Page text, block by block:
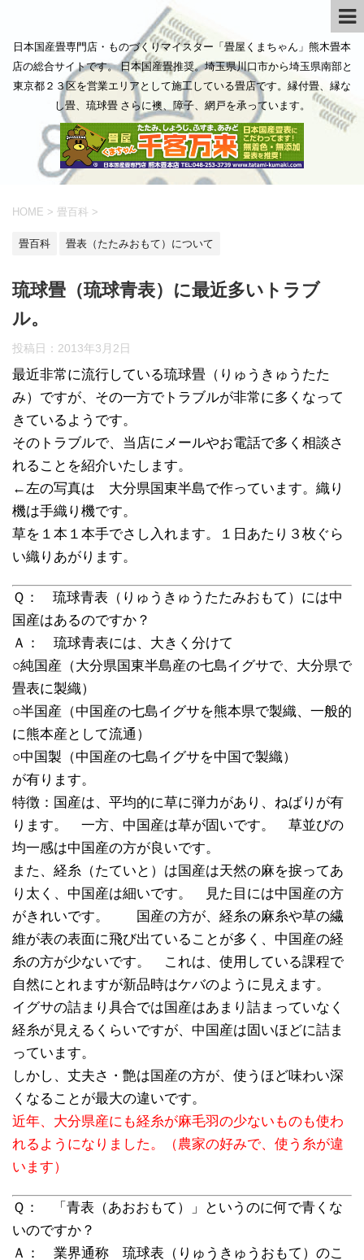
日本国産畳専門店・ものづくりマイスター「畳屋くまちゃん」熊木畳本
店の総合サイトです。 日本国産畳推奨。埼玉県川口市から埼玉県南部と
東京都２３区を営業エリアとして施工している畳店です。縁付畳、縁な
し畳、琉球畳 さらに襖、障子、網戸を承っています。
HOME > 畳百科 >
畳百科 畳表（たたみおもて）について
琉球畳（琉球青表）に最近多いトラブ
ル。
投稿日： 2013年3月2日
最近非常に流行している琉球畳（りゅうきゅうたた
み）ですが、その一方でトラブルが非常に多くなって
きているようです。
そのトラブルで、当店にメールやお電話で多く相談さ
れることを紹介いたします。
←左の写真は 大分県国東半島で作っています。織り
機は手織り機です。
草を１本１本手でさし入れます。１日あたり３枚ぐら
い織りあがります。
Ｑ： 琉球青表（りゅうきゅうたたみおもて）には中
国産はあるのですか？
Ａ： 琉球青表には、大きく分けて
○純国産（大分県国東半島産の七島イグサで、大分県で
畳表に製織）
○半国産（中国産の七島イグサを熊本県で製織、一般的
に熊本産として流通）
○中国製（中国産の七島イグサを中国で製織）
が有ります。
特徴：国産は、平均的に草に弾力があり、ねばりが有
ります。 一方、中国産は草が固いです。 草並びの
均一感は中国産の方が良いです。
また、経糸（たていと）は国産は天然の麻を捩ってあ
り太く、中国産は細いです。 見た目には中国産の方
がきれいです。 国産の方が、経糸の麻糸や草の繊
維が表の表面に飛び出ていることが多く、中国産の経
糸の方が少ないです。 これは、使用している課程で
自然にとれますが新品時はケバのように見えます。
イグサの詰まり具合では国産はあまり詰まっていなく
経糸が見えるくらいですが、中国産は固いほどに詰ま
っています。
しかし、丈夫さ・艶は国産の方が、使うほど味わい深
くなることが最大の違いです。
近年、大分県産にも経糸が麻毛羽の少ないものも使わ
れるようになりました。（農家の好みで、使う糸が違
います）
Ｑ： 「青表（あおおもて）」というのに何で青くな
いのですか？
Ａ： 業界通称 琉球表（りゅうきゅうおもて）のこ